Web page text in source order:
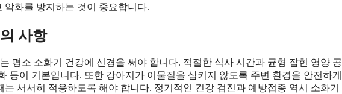
화를 방지하는 것이 중요합니다.
사항
평소 소화기 건강에 신경을 써야 합니다. 적절한 식사 시간과 균형 잡힌 영양 공
등이 기본입니다. 또한 강아지가 이물질을 삼키지 않도록 주변 환경을 안전하게
서서히 적응하도록 해야 합니다. 정기적인 건강 검진과 예방접종 역시 소화기